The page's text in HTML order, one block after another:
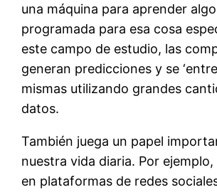
una máquina para aprender
programada para esa cosa
este campo de estudio, las
generan predicciones y se
mismas utilizando grandes
datos.
También juega un papel
nuestra vida diaria. Por ejemplo,
en plataformas de redes